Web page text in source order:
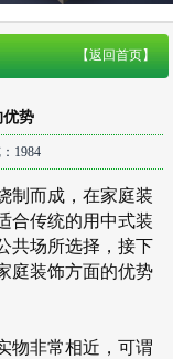
【返回首页】
优势
1984
制而成，在家庭装
合传统的用中式装
共场所选择，接下
庭装饰方面的优势
物非常相近，可谓